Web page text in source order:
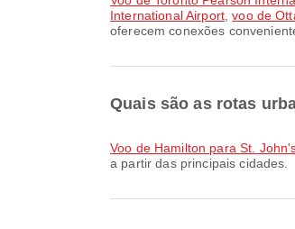
International Airport,voo de
oferecem conexões
Quais são as rotas
voo de Hamilton para St.
a partir das principais cidades.